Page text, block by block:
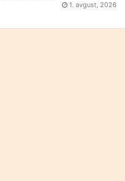
1. avgust, 2026